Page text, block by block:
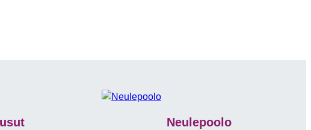
Neulepoolo